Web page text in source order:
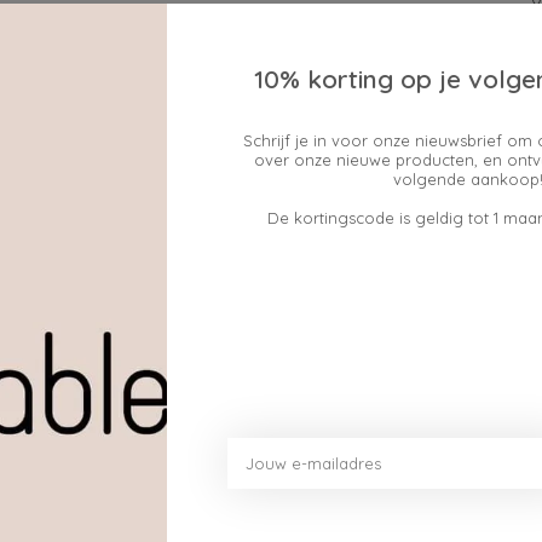
Geen producten
10% korting op je
Schrijf je in voor onze nieuwsbrief om
over onze nieuwe producten, en
volgende
De kortingscode is geldig tot 1